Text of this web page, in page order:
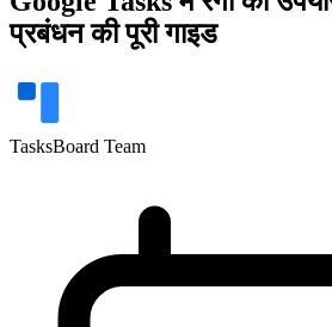
प्रबंधन की पूरी गाइड
TasksBoard Team